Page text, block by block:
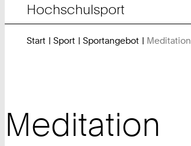
Hochschulsport
Start Sport Sportangebot Meditation
Meditation